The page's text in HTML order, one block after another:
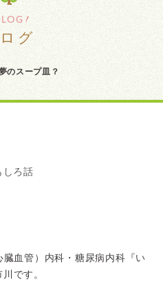
グ
のスープ皿？
しろ話
血管）内科・糖尿病内科『い
です。